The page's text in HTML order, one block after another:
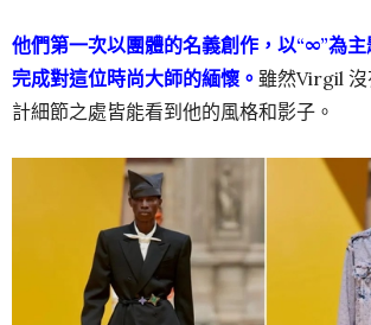
他們第一次以團體的名義創作，以“∞”為
完成對這位時尚大師的緬懷。 雖然Virgil
計細節之處皆能看到他的風格和影子。